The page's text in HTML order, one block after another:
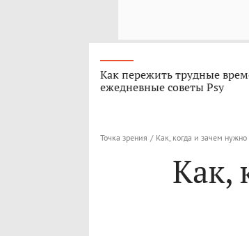
Как пережить трудные
ежедневные советы Psy
Точка зрения / Как, когда и зачем нужно
Как,